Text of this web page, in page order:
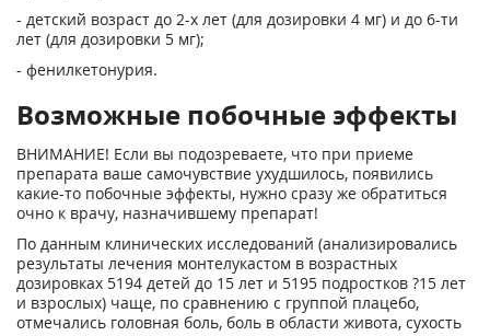
- детский возраст до 2-х лет (для дозировки 4 мг) и до 6-ти
лет (для дозировки 5 мг);
- фенилкетонурия.
Возможные побочные эффекты
ВНИМАНИЕ! Если вы подозреваете, что при приеме
препарата ваше самочувствие ухудшилось, появились
какие-то побочные эффекты, нужно сразу же обратиться
очно к врачу, назначившему препарат!
По данным клинических исследований (анализировались
результаты лечения монтелукастом в возрастных
дозировках 5194 детей до 15 лет и 5195 подростков ?15 лет
и взрослых) чаще, по сравнению с группой плацебо,
отмечались головная боль, боль в области живота, сухость